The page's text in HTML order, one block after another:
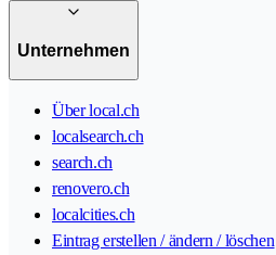
Unternehmen
Über local.ch
localsearch.ch
search.ch
renovero.ch
localcities.ch
Eintrag erstellen / ändern / löschen